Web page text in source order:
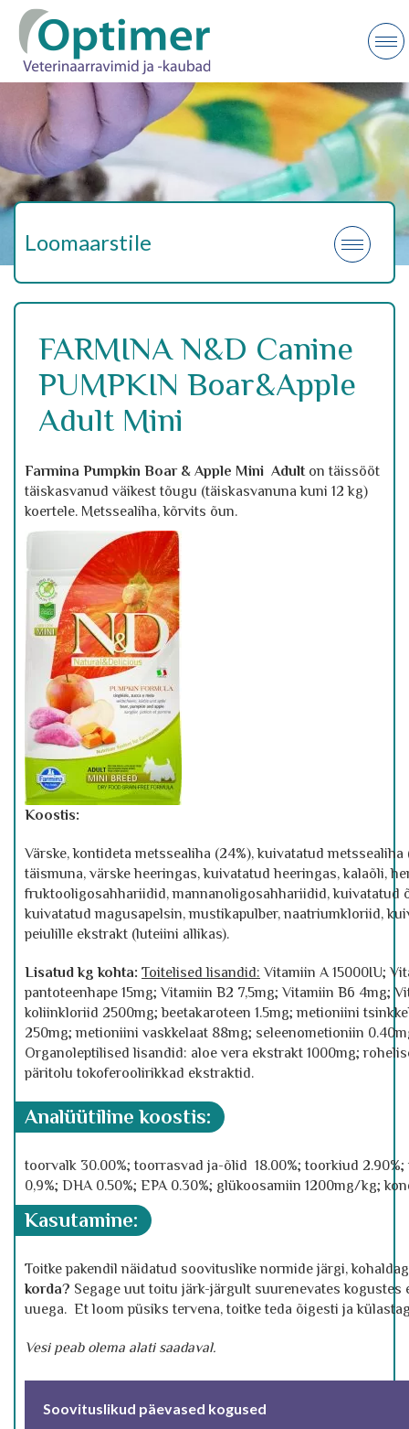
Loomaarstile
FARMINA N&D Canine
PUMPKIN Boar&Apple
Adult Mini
Farmina Pumpkin Boar & Apple Mini Adulton täissööt
täiskasvanud väikest tõugu (täiskasvanuna kuni 12 kg)
koertele. Metssealiha, kõrvits õun.
Koostis:
Värske, kontideta metssealiha (24%), kuivatatud
täismuna, värske heeringas, kuivatatud heeringas, kalaõli,
fruktooligosahhariidid, mannanoligosahhariidid, kuivatatud
kuivatatud magusapelsin, mustikapulber, naatriumkloriid,
peiulille ekstrakt (luteiini allikas).
Lisatud kg kohta: Toitelised lisandid: Vitamiin A 15000IU;
pantoteenhape 15mg; Vitamiin B2 7,5mg; Vitamiin B6 4mg;
koliinkloriid 2500mg; beetakaroteen 1.5mg; metioniini
250mg; metioniini vaskkelaat 88mg; seleenometioniin
Organoleptilised lisandid: aloe vera ekstrakt 1000mg;
päritolu tokoferoolirikkad ekstraktid.
analüütiline koostis:
toorvalk 30.00%; toorrasvad ja-õlid 18.00%; toorkiud
0,9%; DHA 0.50%; EPA 0.30%; glükoosamiin 1200mg/kg;
kasutamine:
Toitke pakendil näidatud soovituslike normide järgi,
korda? Segage uut toitu järk-järgult suurenevates
uuega. Et loom püsiks tervena, toitke teda õigesti ja
Vesi peab olema alati saadaval.
Soovituslikud päevased kogused